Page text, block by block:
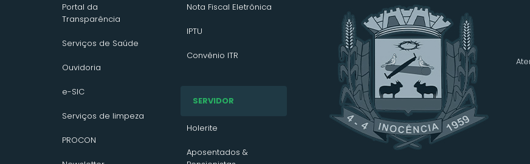
Portal da
Transparência
Serviços de Saúde
Ouvidoria
e-SIC
Serviços de limpeza
PROCON
Nota Fiscal Eletrônica
IPTU
Convênio ITR
VTN 2025
VTN 2024
Contato/Solicitação
SERVIDOR
Holerite
Aposentados &